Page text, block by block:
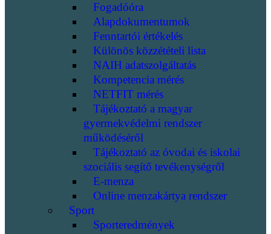
Fogadóóra
Alapdokumentumok
Fenntartói értékelés
Különös közzétételi lista
NAIH adatszolgáltatás
Kompetencia mérés
NETFIT mérés
Tájékoztató a magyar
gyermekvédelmi rendszer
működéséről
Tájékoztató az óvodai és iskolai
szociális segítő tevékenységről
E-menza
Online menzakártya rendszer
Sport
Sporteredmények